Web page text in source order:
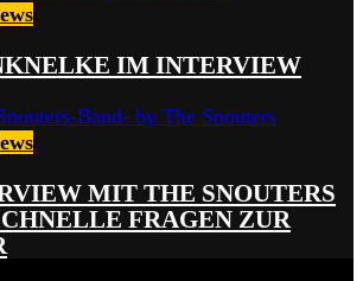
IM INTERVIEW
MIT THE SNOUTERS
FRAGEN ZUR